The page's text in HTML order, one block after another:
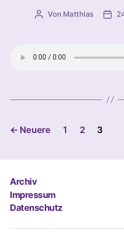
Beitragsautor
Von Matthias
← Neuere 1 2 3
Archiv
Impressum
Datenschutz